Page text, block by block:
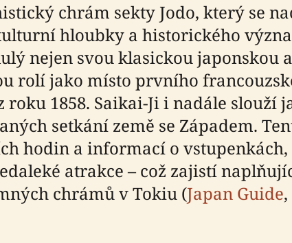
chrám sekty Jodo, který se
hloubky a historického
nejen svou klasickou
rolí jako místo prvního
roku 1858. Saikai-Ji i nadále
setkání země se Západem.
hodin a informací o
atrakce – což zajistí
chrámů v Tokiu (Japan Guide,